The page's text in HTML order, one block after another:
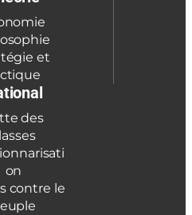
et
des
on
contre le